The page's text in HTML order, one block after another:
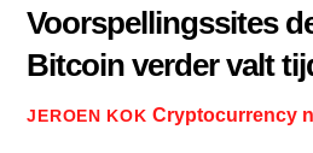
Voorspellingssites
Bitcoin verder valt
JEROEN KOK Cryptocurrency